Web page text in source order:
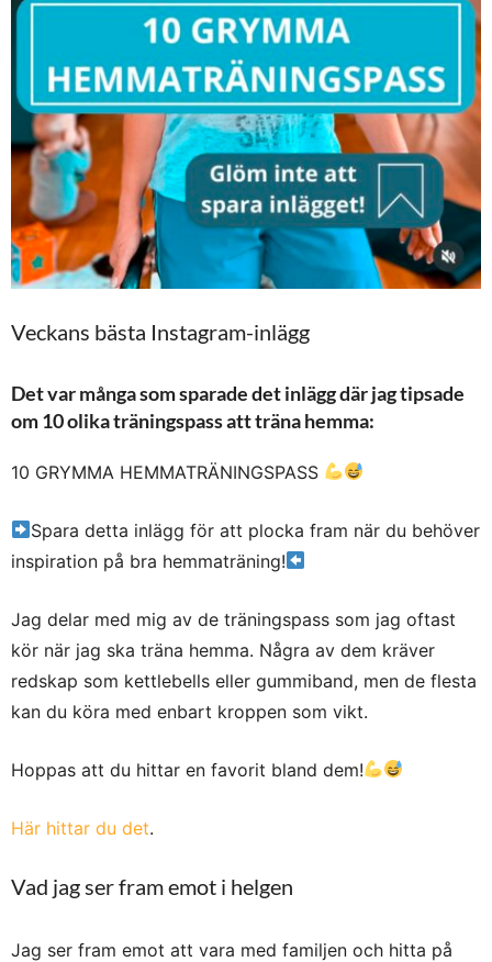
Veckans bästa Instagram-inlägg
Det var många som sparade det inlägg där jag tipsade
om 10 olika träningspass att träna hemma:
10 GRYMMA HEMMATRÄNINGSPASS
Spara detta inlägg för att plocka fram när du behöver
inspiration på bra hemmaträning!
Jag delar med mig av de träningspass som jag oftast
kör när jag ska träna hemma. Några av dem kräver
redskap som kettlebells eller gummiband, men de flesta
kan du köra med enbart kroppen som vikt.
Hoppas att du hittar en favorit bland dem!
Här hittar du det.
Vad jag ser fram emot i helgen
Jag ser fram emot att vara med familjen och hitta på